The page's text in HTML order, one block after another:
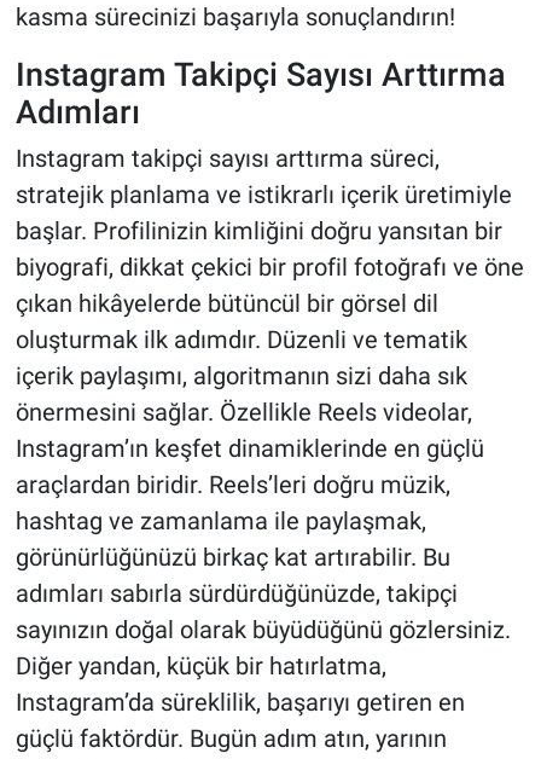
kasma sürecinizi başarıyla sonuçlandırın!
Instagram Takipçi Sayısı Arttırma
Adımları
Instagram takipçi sayısı arttırma süreci,
stratejik planlama ve istikrarlı içerik üretimiyle
başlar. Profilinizin kimliğini doğru yansıtan bir
biyografi, dikkat çekici bir profil fotoğrafı ve öne
çıkan hikâyelerde bütüncül bir görsel dil
oluşturmak ilk adımdır. Düzenli ve tematik
içerik paylaşımı, algoritmanın sizi daha sık
önermesini sağlar. Özellikle Reels videolar,
Instagram’ın keşfet dinamiklerinde en güçlü
araçlardan biridir. Reels’leri doğru müzik,
hashtag ve zamanlama ile paylaşmak,
görünürlüğünüzü birkaç kat artırabilir. Bu
adımları sabırla sürdürdüğünüzde, takipçi
sayınızın doğal olarak büyüdüğünü gözlersiniz.
Diğer yandan, küçük bir hatırlatma,
Instagram’da süreklilik, başarıyı getiren en
güçlü faktördür. Bugün adım atın, yarının